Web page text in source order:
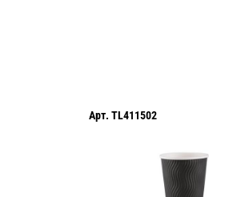
Арт.0109-0057